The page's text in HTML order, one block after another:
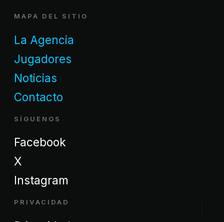
MAPA DEL SITIO
La Agencia
Jugadores
Noticias
Contacto
SÍGUENOS
Facebook
X
Instagram
PRIVACIDAD